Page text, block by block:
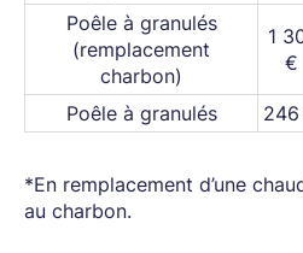
Poêle à granulés
(remplacement
charbon)
1
€
Poêle à granulés
*En remplacement d’une
au charbon.